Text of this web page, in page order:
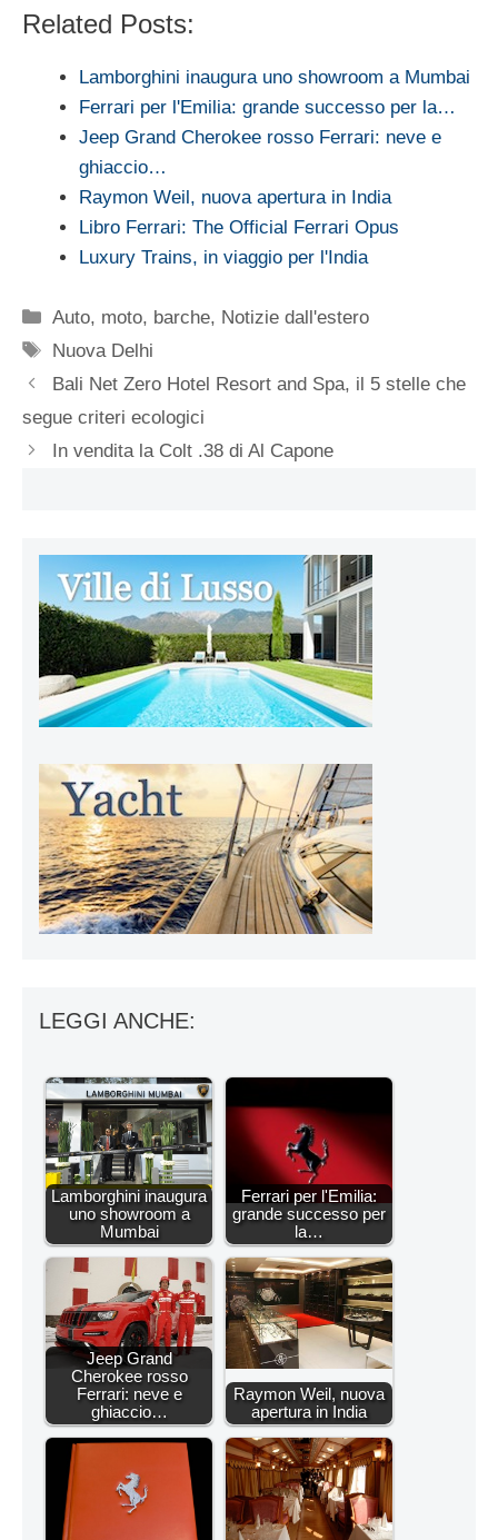
Related Posts:
Lamborghini inaugura uno showroom a Mumbai
Ferrari per l'Emilia: grande successo per la…
Jeep Grand Cherokee rosso Ferrari: neve e
ghiaccio…
Raymon Weil, nuova apertura in India
Libro Ferrari: The Official Ferrari Opus
Luxury Trains, in viaggio per l'India
Categorie
Auto, moto, barche, Notizie dall'estero
Tag
Nuova Delhi
Bali Net Zero Hotel Resort and Spa, il 5 stelle che
segue criteri ecologici
In vendita la Colt .38 di Al Capone
LEGGI ANCHE:
Lamborghini inaugura
uno showroom a
Mumbai
Ferrari per l'Emilia:
grande successo per
la…
Jeep Grand
Cherokee rosso
Ferrari: neve e
ghiaccio…
Raymon Weil, nuova
apertura in India